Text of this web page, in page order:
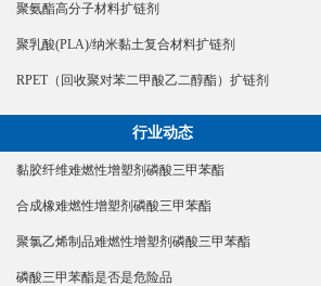
聚氨酯高分子材料扩链剂
聚乳酸(PLA)/纳米黏土复合材料扩链剂
RPET（回收聚对苯二甲酸乙二醇酯）扩链剂
行业动态
黏胶纤维难燃性增塑剂磷酸三甲苯酯
合成橡难燃性增塑剂磷酸三甲苯酯
聚氯乙烯制品难燃性增塑剂磷酸三甲苯酯
磷酸三甲苯酯是否是危险品